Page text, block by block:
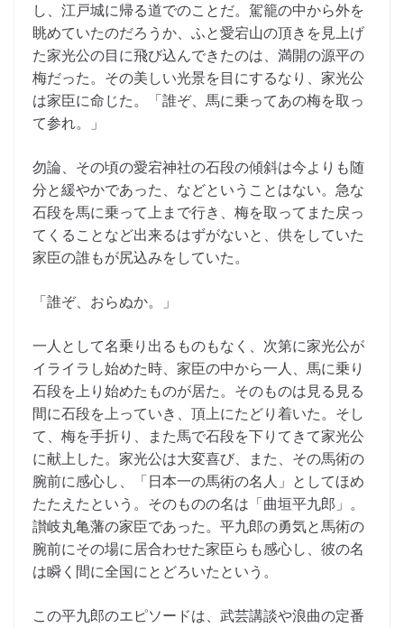
し、江戸城に帰る道でのことだ。駕籠の中から外を
眺めていたのだろうか、ふと愛宕山の頂きを見上げ
た家光公の目に飛び込んできたのは、満開の源平の
梅だった。その美しい光景を目にするなり、家光公
は家臣に命じた。「誰ぞ、馬に乗ってあの梅を取っ
て参れ。」
勿論、その頃の愛宕神社の石段の傾斜は今よりも随
分と緩やかであった、などということはない。急な
石段を馬に乗って上まで行き、梅を取ってまた戻っ
てくることなど出来るはずがないと、供をしていた
家臣の誰もが尻込みをしていた。
「誰ぞ、おらぬか。」
一人として名乗り出るものもなく、次第に家光公が
イライラし始めた時、家臣の中から一人、馬に乗り
石段を上り始めたものが居た。そのものは見る見る
間に石段を上っていき、頂上にたどり着いた。そし
て、梅を手折り、また馬で石段を下りてきて家光公
に献上した。家光公は大変喜び、また、その馬術の
腕前に感心し、「日本一の馬術の名人」としてほめ
たたえたという。そのものの名は「曲垣平九郎」。
讃岐丸亀藩の家臣であった。平九郎の勇気と馬術の
腕前にその場に居合わせた家臣らも感心し、彼の名
は瞬く間に全国にとどろいたという。
この平九郎のエピソードは、武芸講談や浪曲の定番